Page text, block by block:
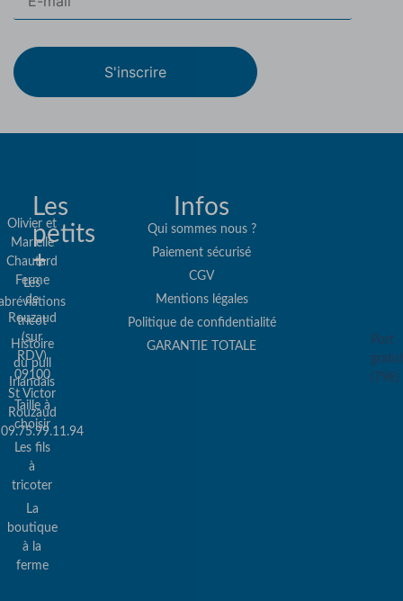
S'inscrire
Olivier et
Marielle
Chautard
Ferme
de
Rouzaud
(sur
RDV)
09100
St Victor
Rouzaud
09.75.99.11.94
Les
petits
+
Les
tricot
Histoire
du pull
Irlandais
Taille à
choisir
Les fils
à
tricoter
La
boutique
à la
ferme
Infos
Qui sommes nous ?
Paiement sécurisé
CGV
Mentions légales
Politique de confidentialité
GARANTIE TOTALE
Port
(79€)